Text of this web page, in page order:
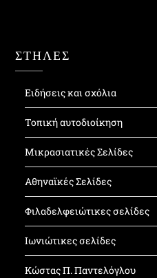
ΣΤΗΛΕΣ
Ειδήσεις και σχόλια
Τοπική αυτοδιοίκηση
Μικρασιατικές Σελίδες
Αθηναϊκές Σελίδες
Φιλαδελφειώτικες σελίδες
Ιωνιώτικες σελίδες
Κώστας Π. Παντελόγλου